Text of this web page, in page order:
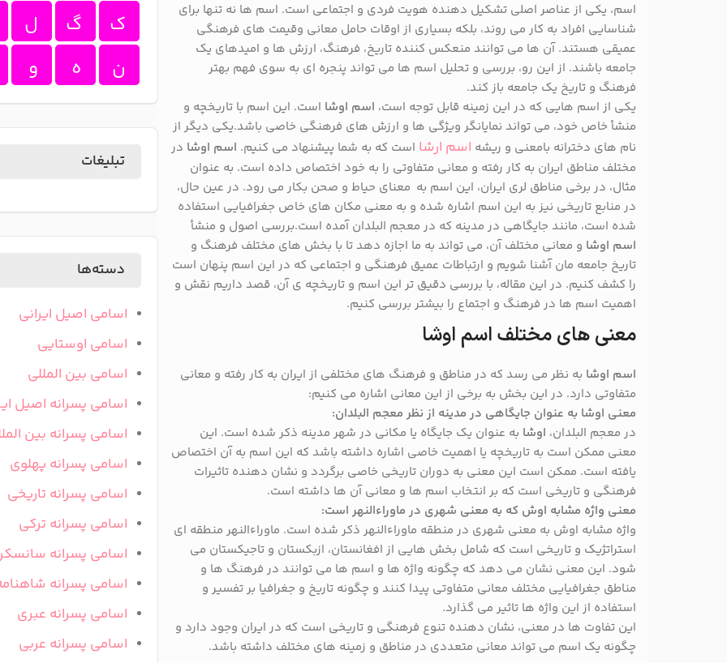
اسم، یکی از عناصر اصلی تشکیل دهنده هویت فردی و اجتماعی است. اسم ها نه تنها برای
شناسایی افراد به کار می روند، بلکه بسیاری از اوقات حامل معانی وقیمت های فرهنگی
عمیقی هستند. آن ها می توانند منعکس کننده تاریخ، فرهنگ، ارزش ها و امیدهای یک
جامعه باشند. از این رو، بررسی و تحلیل اسم ها می تواند پنجره ای به سوی فهم بهتر
فرهنگ و تاریخ یک جامعه باز کند.
یکی از اسم هایی که در این زمینه قابل توجه است، اسم اوشا است. این اسم با تاریخچه و
منشأ خاص خود، می تواند نمایانگر ویژگی ها و ارزش های فرهنگی خاصی باشد.یکی دیگر از
نام های دخترانه بامعنی و ریشه اسم ارشا است که به شما پیشنهاد می کنیم. اسم اوشا در
مختلف مناطق ایران به کار رفته و معانی متفاوتی را به خود اختصاص داده است. به عنوان
مثال، در برخی مناطق لری ایران، این اسم به معنای حیاط و صحن بکار می رود. در عین حال،
در منابع تاریخی نیز به این اسم اشاره شده و به معنی مکان های خاص جغرافیایی استفاده
شده است، مانند جایگاهی در مدینه که در معجم البلدان آمده است.بررسی اصول و منشأ
اسم اوشا و معانی مختلف آن، می تواند به ما اجازه دهد تا با بخش های مختلف فرهنگ و
تاریخ جامعه مان آشنا شویم و ارتباطات عمیق فرهنگی و اجتماعی که در این اسم پنهان است
را کشف کنیم. در این مقاله، با بررسی دقیق تر این اسم و تاریخچه ی آن، قصد داریم نقش و
اهمیت اسم ها در فرهنگ و اجتماع را بیشتر بررسی کنیم.
معنی های مختلف اسم اوشا
اسم اوشا به نظر می رسد که در مناطق و فرهنگ های مختلفی از ایران به کار رفته و معانی
متفاوتی دارد. در این بخش به برخی از این معانی اشاره می کنیم:
معنی اوشا به عنوان جایگاهی در مدینه از نظر معجم البلدان:
در معجم البلدان، اوشا به عنوان یک جایگاه یا مکانی در شهر مدینه ذکر شده است. این
معنی ممکن است به تاریخچه یا اهمیت خاصی اشاره داشته باشد که این اسم به آن اختصاص
یافته است. ممکن است این معنی به دوران تاریخی خاصی برگردد و نشان دهنده تاثیرات
فرهنگی و تاریخی است که بر انتخاب اسم ها و معانی آن ها داشته است.
معنی واژه مشابه اوش که به معنی شهری در ماوراءالنهر است:
واژه مشابه اوش به معنی شهری در منطقه ماوراءالنهر ذکر شده است. ماوراءالنهر منطقه ای
استراتژیک و تاریخی است که شامل بخش هایی از افغانستان، ازبکستان و تاجیکستان می
شود. این معنی نشان می دهد که چگونه واژه ها و اسم ها می توانند در فرهنگ ها و
مناطق جغرافیایی مختلف معانی متفاوتی پیدا کنند و چگونه تاریخ و جغرافیا بر تفسیر و
استفاده از این واژه ها تاثیر می گذارد.
این تفاوت ها در معنی، نشان دهنده تنوع فرهنگی و تاریخی است که در ایران وجود دارد و
چگونه یک اسم می تواند معانی متعددی در مناطق و زمینه های مختلف داشته باشد.
ک
گ
ل
ن
ه و
تبلیغات
دسته‌ها
اسامی اصیل ایرانی
اسامی اوستایی
اسامی بین المللی
اسامی پسرانه اصیل
اسامی پسرانه بین
اسامی پسرانه پهلوی
اسامی پسرانه تاریخی
اسامی پسرانه ترکی
اسامی پسرانه
اسامی پسرانه
اسامی پسرانه عبری
اسامی پسرانه عربی